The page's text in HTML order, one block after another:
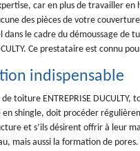
car en plus de travailler en
des pièces de votre
le cadre du démoussage de
Ce prestataire est connu
indispensable
toiture ENTREPRISE DUCULTY,
shingle, doit procéder
et s’ils désirent offrir à leur
mais aussi la formation de